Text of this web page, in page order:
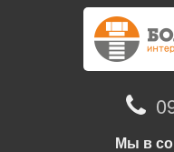
Мы в